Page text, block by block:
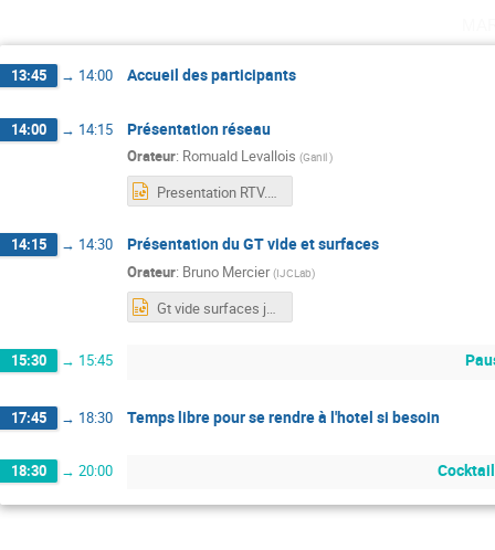
13:45 → 14:00 Accueil des participants
14:00 → 14:15 Présentation réseau
Orateur: Romuald Levallois (Ganil)
Presentation RTV.pptx
14:15 → 14:30 Présentation du GT vide et surfaces
Orateur: Bruno Mercier (IJCLab)
Gt vide surfaces journées them.pptx
15:30 → 15:45
17:45 → 18:30 Temps libre pour se rendre à l'hotel si besoin
18:30 → 20:00